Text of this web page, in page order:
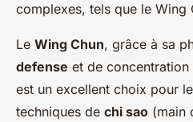
complexes, tels que le Wing
Le Wing Chun, grâce à sa
defense et de concentration
est un excellent choix pour
techniques de chi sao (main